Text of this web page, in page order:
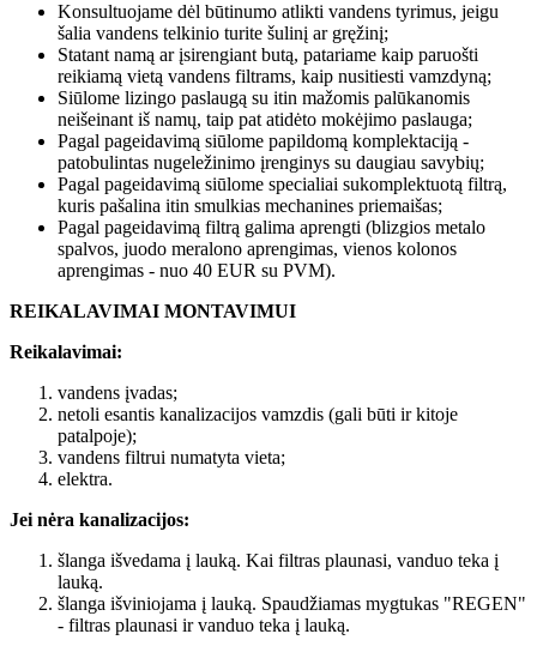
Konsultuojame dėl būtinumo atlikti vandens tyrimus, jeigu
šalia vandens telkinio turite šulinį ar gręžinį;
Statant namą ar įsirengiant butą, patariame kaip paruošti
reikiamą vietą vandens filtrams, kaip nusitiesti vamzdyną;
Siūlome lizingo paslaugą su itin mažomis palūkanomis
neišeinant iš namų, taip pat atidėto mokėjimo paslauga;
Pagal pageidavimą siūlome papildomą komplektaciją -
patobulintas nugeležinimo įrenginys su daugiau savybių;
Pagal pageidavimą siūlome specialiai sukomplektuotą filtrą,
kuris pašalina itin smulkias mechanines priemaišas;
Pagal pageidavimą filtrą galima aprengti (blizgios metalo
spalvos, juodo meralono aprengimas, vienos kolonos
aprengimas - nuo 40 EUR su PVM).
REIKALAVIMAI MONTAVIMUI
Reikalavimai:
vandens įvadas;
netoli esantis kanalizacijos vamzdis (gali būti ir kitoje
patalpoje);
vandens filtrui numatyta vieta;
elektra.
Jei nėra kanalizacijos:
šlanga išvedama į lauką. Kai filtras plaunasi, vanduo teka į
lauką.
šlanga išviniojama į lauką. Spaudžiamas mygtukas "REGEN"
- filtras plaunasi ir vanduo teka į lauką.